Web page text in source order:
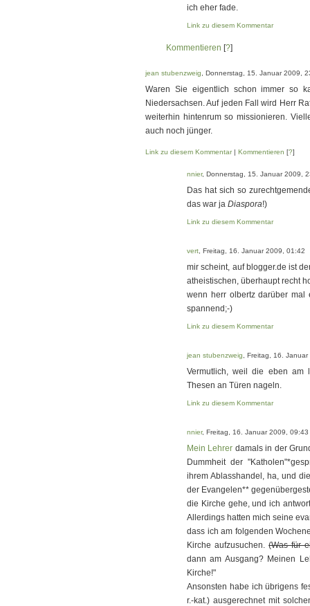
ich eher fade.
Link zu diesem Kommentar
Kommentieren [?]
jean stubenzweig , Donnerstag, 15. Januar 2009,
Waren Sie eigentlich schon immer so
Niedersachsen. Auf jeden Fall wird Herr
weiterhin hintenrum so missionieren.
auch noch jünger.
Link zu diesem Kommentar| Kommentieren [?]
nnier, Donnerstag, 15. Januar 2009,
Das hat sich so
das war ja Diaspora!)
Link zu diesem Kommentar
vert , Freitag, 16. Januar 2009, 01:42
mir scheint, auf blogger.de ist
atheistischen, überhaupt recht
wenn herr olbertz darüber mal
spannend;-)
Link zu diesem Kommentar
jean stubenzweig , Freitag, 16.
Vermutlich, weil die eben am
Thesen an Türen nageln.
Link zu diesem Kommentar
nnier, Freitag, 16. Januar 2009, 09:43
Mein Lehrer damals in der
Dummheit der
ihrem Ablasshandel, ha, und
der Evangelen**
die Kirche gehe, und ich
Allerdings hatten mich seine
dass ich am folgenden
Kirche aufzusuchen.(Was für
dann am Ausgang? Meinen
Kirche!"
Ansonsten habe ich übrigens
r.-kat.) ausgerechnet mit